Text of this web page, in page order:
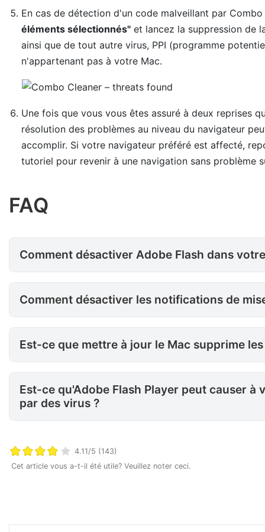
En cas de détection d'un code malveillant par
éléments sélectionnés" et lancez la suppression de
ainsi que de tout autre virus, PPI (programme
n'appartenant pas à votre Mac.
Une fois que vous vous êtes assuré à deux reprises
résolution des problèmes au niveau du navigateur
accomplir. Si votre navigateur préféré est affecté,
tutoriel pour revenir à une navigation sans problème
FAQ
Comment désactiver Adobe Flash dans
Comment désactiver les notifications de mise à jour d'Adobe Flash Player ?
Comment désactiver les notifications de
Est-ce que mettre à jour le
Est-ce que mettre à jour le Mac supprime
Est-ce qu'Adobe Flash Player peut causer à votre ordinateur d'être
Est-ce qu'Adobe Flash Player peut causer
par des virus ?
4.11/5 (143)
Cet article vous a-t-il été utile? Veuillez noter ceci.